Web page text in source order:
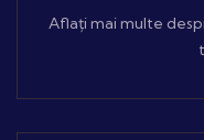
Aflați mai multe